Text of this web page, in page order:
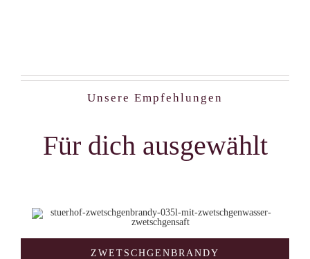
Unsere Empfehlungen
Für dich ausgewählt
ZWETSCHGENBRANDY